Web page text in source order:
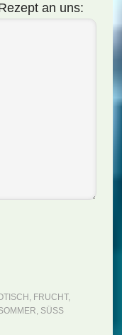
an uns:
, FRUCHT,
, SÜSS